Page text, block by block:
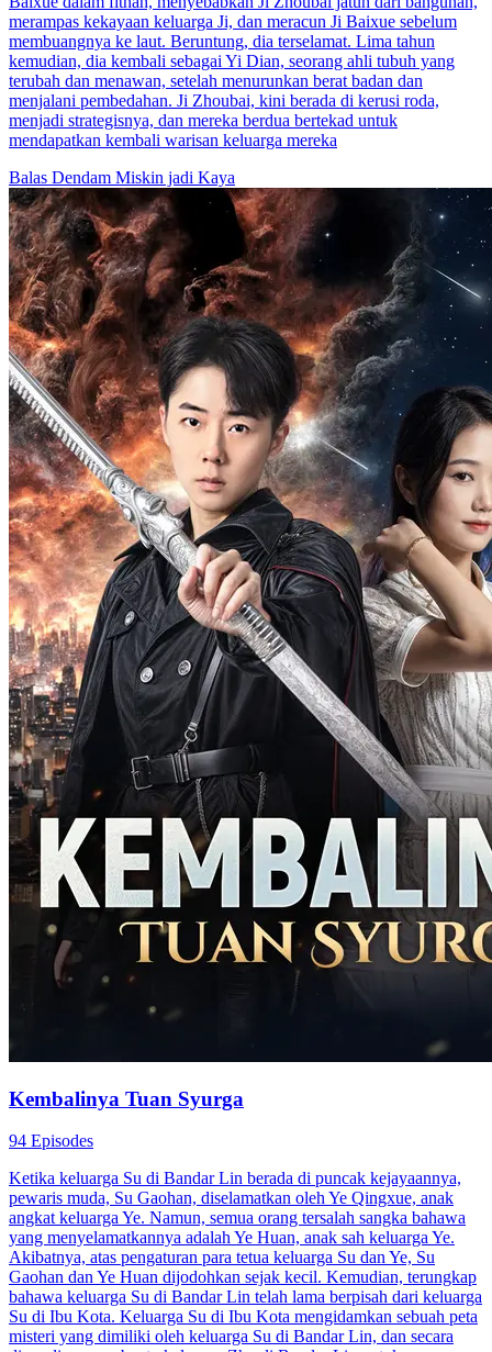
merampas kekayaan keluarga Ji, dan meracun Ji Baixue sebelum
membuangnya ke laut. Beruntung, dia terselamat. Lima tahun
kemudian, dia kembali sebagai Yi Dian, seorang ahli tubuh yang
terubah dan menawan, setelah menurunkan berat badan dan
menjalani pembedahan. Ji Zhoubai, kini berada di kerusi roda,
menjadi strategisnya, dan mereka berdua bertekad untuk
mendapatkan kembali warisan keluarga mereka
Balas Dendam Miskin jadi Kaya
Kembalinya Tuan Syurga
94 Episodes
Ketika keluarga Su di Bandar Lin berada di puncak kejayaannya,
pewaris muda, Su Gaohan, diselamatkan oleh Ye Qingxue, anak
angkat keluarga Ye. Namun, semua orang tersalah sangka bahawa
yang menyelamatkannya adalah Ye Huan, anak sah keluarga Ye.
Akibatnya, atas pengaturan para tetua keluarga Su dan Ye, Su
Gaohan dan Ye Huan dijodohkan sejak kecil. Kemudian, terungkap
bahawa keluarga Su di Bandar Lin telah lama berpisah dari keluarga
Su di Ibu Kota. Keluarga Su di Ibu Kota mengidamkan sebuah peta
misteri yang dimiliki oleh keluarga Su di Bandar Lin, dan secara